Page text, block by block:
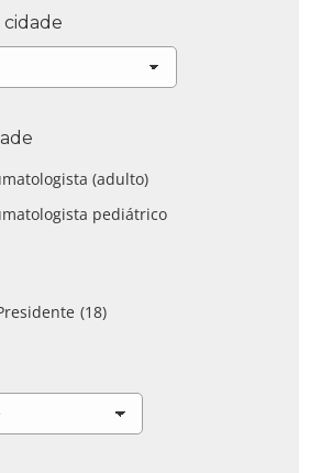
cidade
(adulto)
pediátrico
(18)